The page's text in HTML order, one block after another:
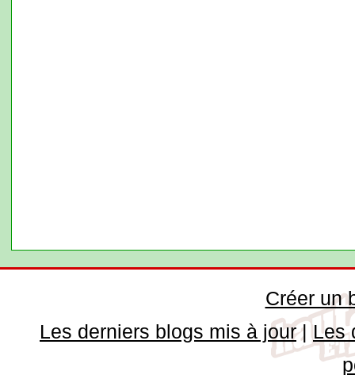
Créer un
Les derniers blogs mis à jour|Les